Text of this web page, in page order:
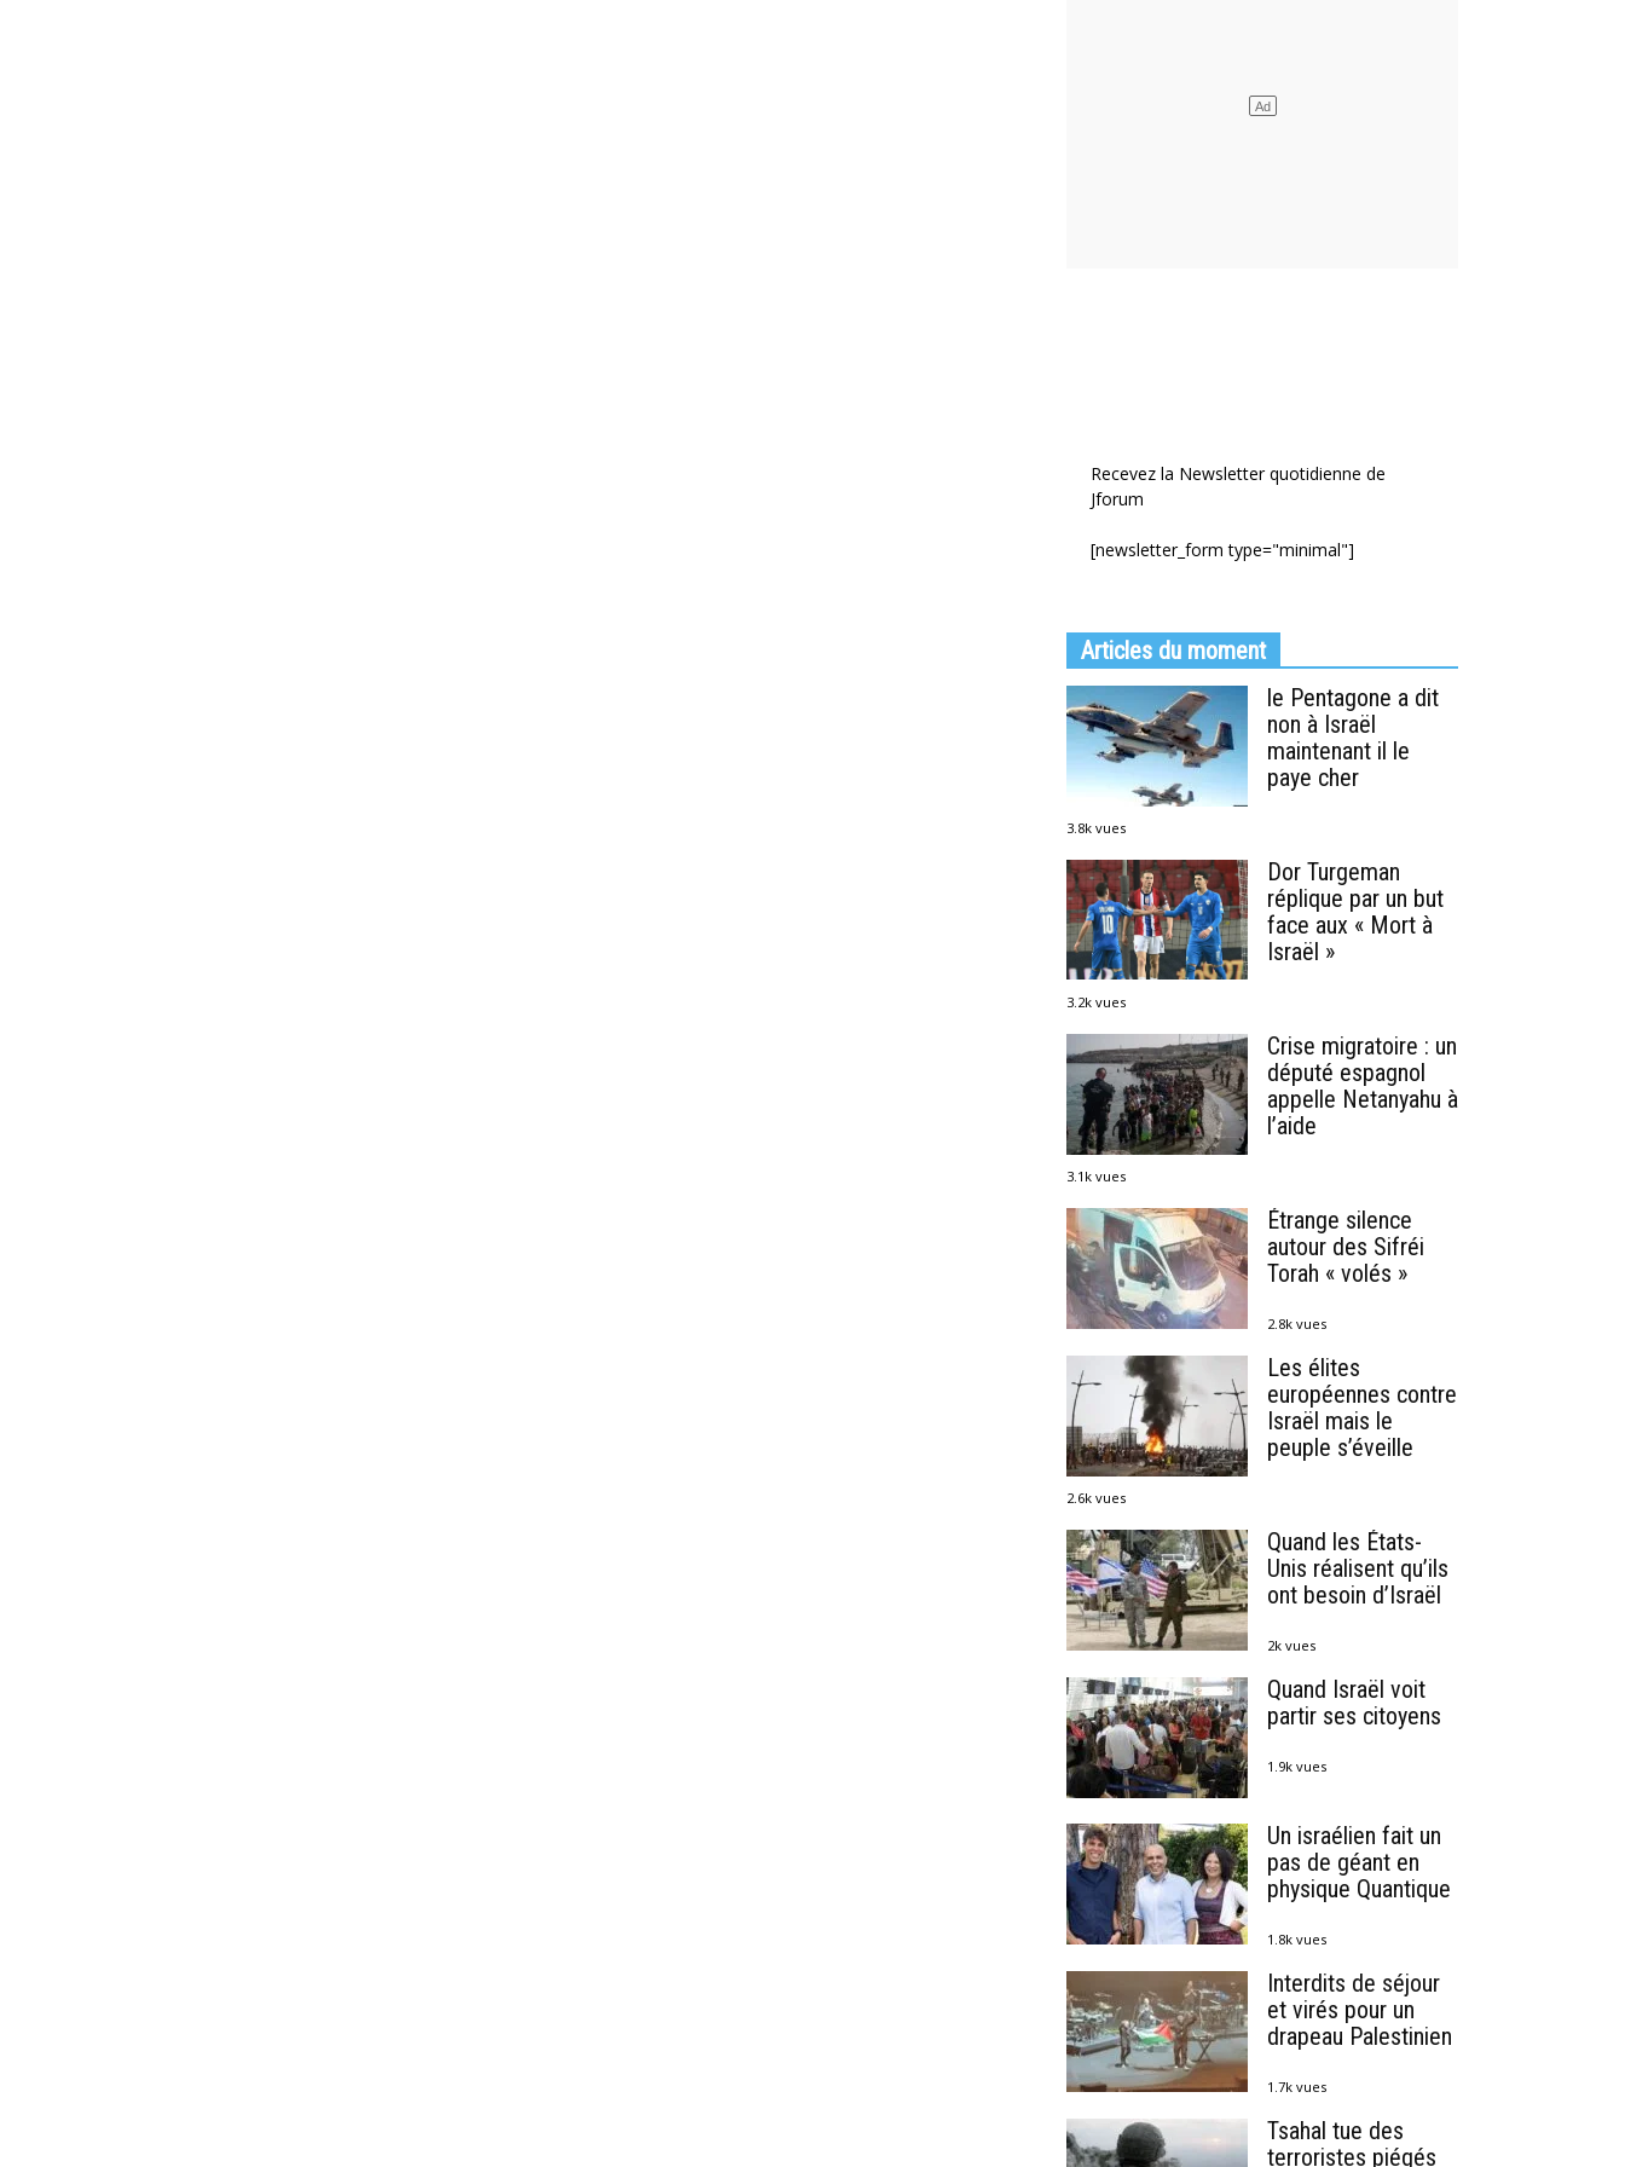
Recevez la Newsletter quotidienne de
Jforum
[newsletter_form type="minimal"]
Articles du moment
le Pentagone a dit
non à Israël
maintenant il le
paye cher
3.8k vues
Dor Turgeman
réplique par un but
face aux « Mort à
Israël »
3.2k vues
Crise migratoire : un
député espagnol
appelle Netanyahu à
l’aide
3.1k vues
Étrange silence
autour des Sifréi
Torah « volés »
2.8k vues
Les élites
européennes contre
Israël mais le
peuple s’éveille
2.6k vues
Quand les États-
Unis réalisent qu’ils
ont besoin d’Israël
2k vues
Quand Israël voit
partir ses citoyens
1.9k vues
Un israélien fait un
pas de géant en
physique Quantique
1.8k vues
Interdits de séjour
et virés pour un
drapeau Palestinien
1.7k vues
Tsahal tue des
terroristes piégés